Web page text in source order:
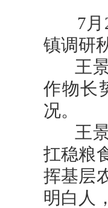
7月22
镇调研
王景
作物长
况。
王景
扛稳粮
挥基层
明白人